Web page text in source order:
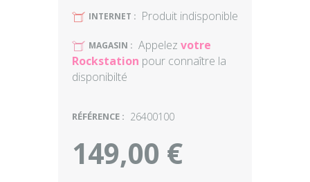
U INTERNET : Produit indisponible
U MAGASIN : Appelez votre
Rockstation pour connaître la
disponibilté
RÉFÉRENCE : 26400100
149,00 €